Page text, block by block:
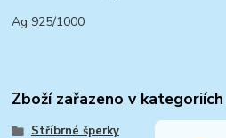
Ag 925/1000
Zboží zařazeno v kategoriích
Stříbrné šperky